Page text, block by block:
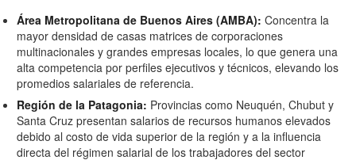
Área Metropolitana de Buenos Aires (AMBA): Concentra la
mayor densidad de casas matrices de corporaciones
multinacionales y grandes empresas locales, lo que genera una
alta competencia por perfiles ejecutivos y técnicos, elevando los
promedios salariales de referencia.
Región de la Patagonia: Provincias como Neuquén, Chubut y
Santa Cruz presentan salarios de recursos humanos elevados
debido al costo de vida superior de la región y a la influencia
directa del régimen salarial de los trabajadores del sector